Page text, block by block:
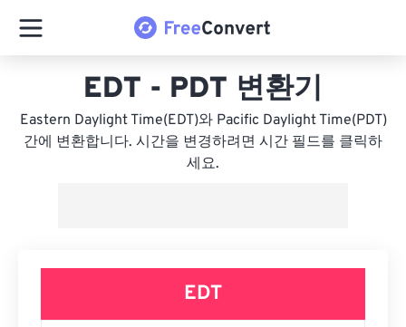
EDT - PDT 변환기
Eastern Daylight Time(EDT)와 Pacific Daylight Time(PDT)
간에 변환합니다. 시간을 변경하려면 시간 필드를 클릭하
세요.
EDT